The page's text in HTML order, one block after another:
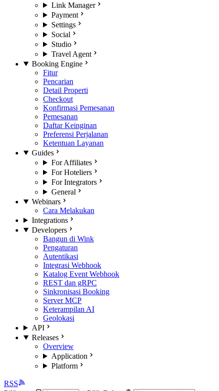
Link Manager
Payment
Settings
Social
Studio
Travel Agent
Booking Engine
Fitur
Pencarian
Detail Properti
Checkout
Konfirmasi Pemesanan
Pemesanan
Daftar Keinginan
Preferensi Perjalanan
Ketentuan Layanan
Guides
For Affiliates
For Hoteliers
For Integrators
General
Webinars
Cara Melakukan
Integrations
Developers
Bangun di Wink
Pengaturan
Autentikasi
Integrasi Webhook
Katalog Event Webhook
REST dan gRPC
Sinkronisasi Booking
Server MCP
Keterampilan AI
Geolokasi
API
Releases
Overview
Application
Platform
RSS